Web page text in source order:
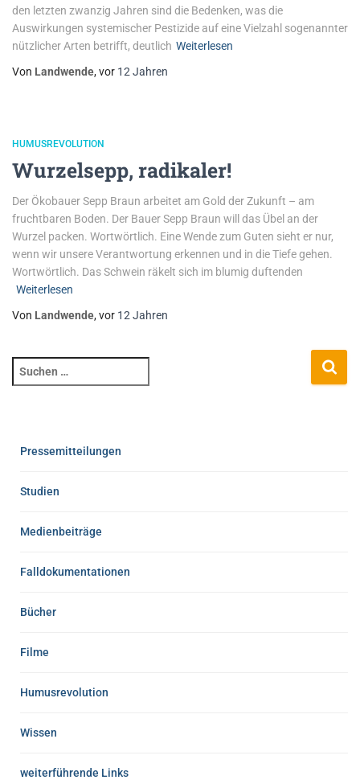
den letzten zwanzig Jahren sind die Bedenken, was die
Auswirkungen systemischer Pestizide auf eine Vielzahl sogenannter
nützlicher Arten betrifft, deutlich Weiterlesen
Von Landwende, vor 12 Jahren
HUMUSREVOLUTION
Wurzelsepp, radikaler!
Der Ökobauer Sepp Braun arbeitet am Gold der Zukunft – am
fruchtbaren Boden. Der Bauer Sepp Braun will das Übel an der
Wurzel packen. Wortwörtlich. Eine Wende zum Guten sieht er nur,
wenn wir unsere Verantwortung erkennen und in die Tiefe gehen.
Wortwörtlich. Das Schwein räkelt sich im blumig duftenden
Weiterlesen
Von Landwende, vor 12 Jahren
Pressemitteilungen
Studien
Medienbeiträge
Falldokumentationen
Bücher
Filme
Humusrevolution
Wissen
weiterführende Links